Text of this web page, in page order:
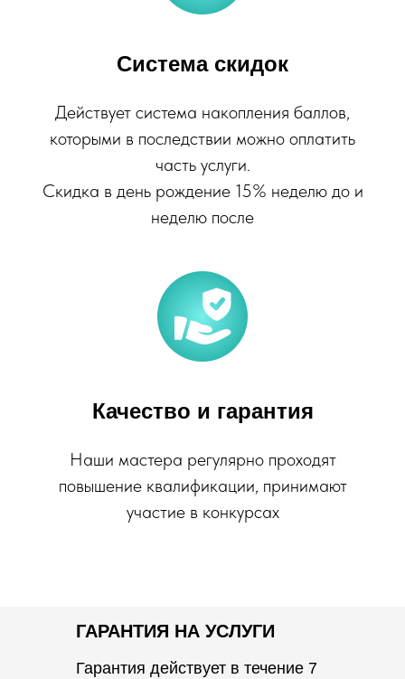
Система скидок
Действует система накопления баллов,
которыми в последствии можно оплатить
часть услуги.
Скидка в день рождение 15% неделю до и
неделю после
Качество и гарантия
Наши мастера регулярно проходят
повышение квалификации, принимают
участие в конкурсах
ГАРАНТИЯ НА УСЛУГИ
Гарантия действует в течение 7